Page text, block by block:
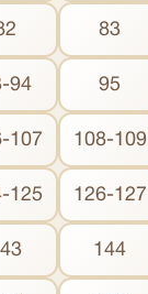
83
94 95
107 108-109
125 126-127
144